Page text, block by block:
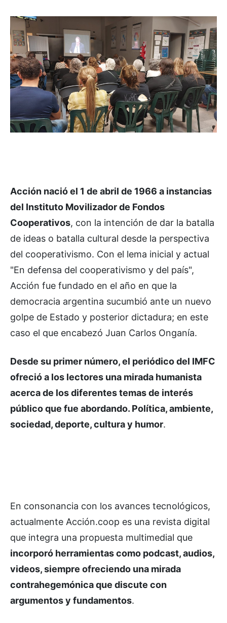
Acción nació el 1 de abril de 1966 a instancias
del Instituto Movilizador de Fondos
Cooperativos, con la intención de dar la batalla
de ideas o batalla cultural desde la perspectiva
del cooperativismo. Con el lema inicial y actual
"En defensa del cooperativismo y del país",
Acción fue fundado en el año en que la
democracia argentina sucumbió ante un nuevo
golpe de Estado y posterior dictadura; en este
caso el que encabezó Juan Carlos Onganía.
Desde su primer número, el periódico del IMFC
ofreció a los lectores una mirada humanista
acerca de los diferentes temas de interés
público que fue abordando. Política, ambiente,
sociedad, deporte, cultura y humor.
En consonancia con los avances tecnológicos,
actualmente Acción.coop es una revista digital
que integra una propuesta multimedial que
incorporó herramientas como podcast, audios,
videos, siempre ofreciendo una mirada
contrahegemónica que discute con
argumentos y fundamentos.